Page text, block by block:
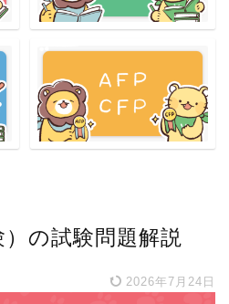
の試験問題解説
2026年7月24日